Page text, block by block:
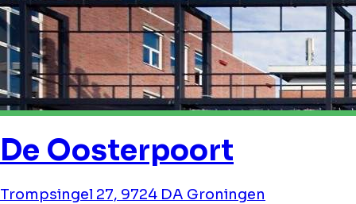
De Oosterpoort
Trompsingel 27, 9724 DA Groningen